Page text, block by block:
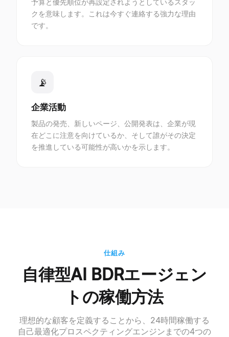
予算と優先順位が再設定されようとしているスタッ
クを意味します。これは今すぐ連絡する強力な理由
です。
📡
企業活動
製品の発売、新しいページ、公開発表は、企業が現
在どこに注意を向けているか、そして誰がその決定
を推進している可能性が高いかを示します。
仕組み
自律型AI BDRエージェン
トの稼働方法
理想的な顧客を定義することから、24時間稼働する
自己最適化プロスペクティングエンジンまでの4つの